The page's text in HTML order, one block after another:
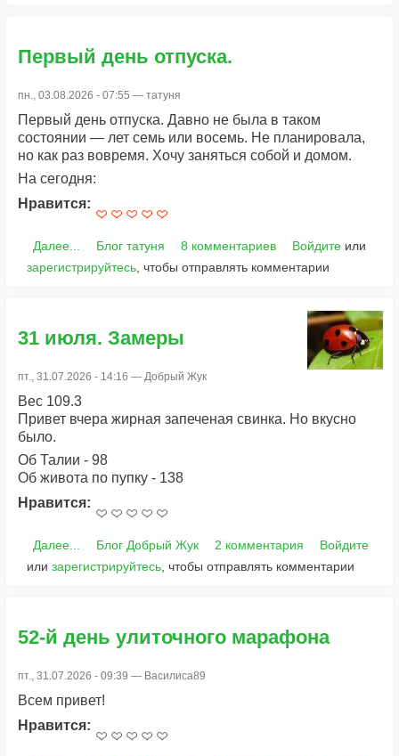
Первый день отпуска.
пн., 03.08.2026 - 07:55 — татуня
Первый день отпуска. Давно не была в таком
состоянии — лет семь или восемь. Не планировала,
но как раз вовремя. Хочу заняться собой и домом.
На сегодня:
Нравится:
Далее... Блог татуня 8 комментариев Войдитеили
зарегистрируйтесь , чтобы отправлять комментарии
31 июля. Замеры
пт., 31.07.2026 - 14:16 — Добрый Жук
Вес 109.3
Привет вчера жирная запеченая свинка. Но вкусно
было.
Об Талии - 98
Об живота по пупку - 138
Нравится:
Далее... Блог Добрый Жук 2 комментария
Войдите
или зарегистрируйтесь, чтобы отправлять комментарии
52-й день улиточного марафона
пт., 31.07.2026 - 09:39 — Василиса89
Всем привет!
Нравится: